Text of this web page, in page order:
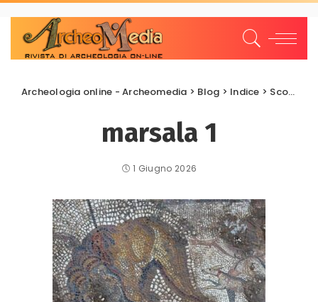
Archeologia online - Archeomedia > Blog > Indice > Scoperte e scavi
marsala 1
1 Giugno 2026